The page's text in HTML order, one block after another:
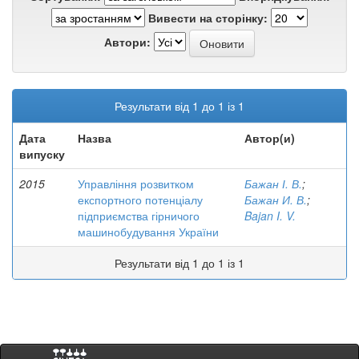
Вивести на сторінку:
Автори:
Результати від 1 до 1 із 1
Дата
випуску
Назва Автор(и)
2015
Управління розвитком
експортного потенціалу
підприємства гірничого
машинобудування України
Бажан І. В.;
Бажан И. В.;
Bajan I. V.
Результати від 1 до 1 із 1